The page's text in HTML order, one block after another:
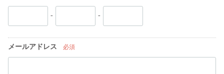
- -
メールアドレス 必須